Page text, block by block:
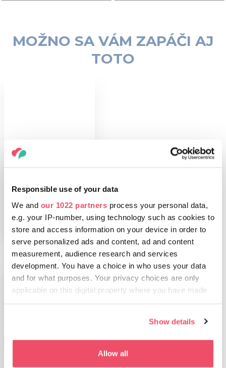
Responsible use of your data
We and our 1022 partners process your personal data,
e.g. your IP-number, using technology such as cookies to
store and access information on your device in order to
serve personalized ads and content, ad and content
measurement, audience research and services
development. You have a choice in who uses your data
and for what purposes. Your privacy choices are only
applicable on this digital property where you have made
If you allow, we would also like to:
Show details
Allow all
MOŽNO SA VÁM ZAPÁČI AJ
TOTO
AKTIVITY, KTORÉ MÔŽETE
VYSKÚŠAŤ
GASTRONÓMIE
AKTIVITY, KTORÉ MÔŽETE